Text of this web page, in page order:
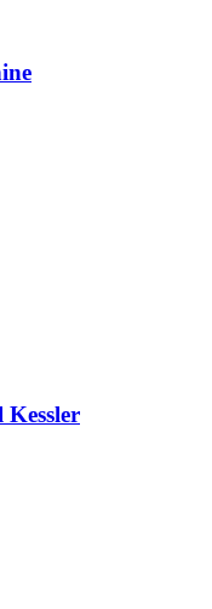
Kessler